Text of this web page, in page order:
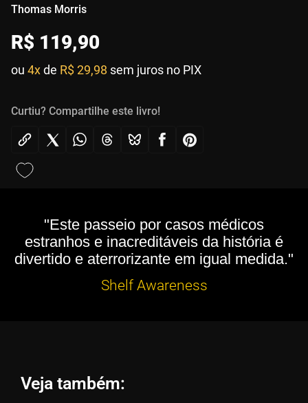
Thomas Morris
R$ 119,90
ou 4xde R$ 29,98 sem juros no PIX
Curtiu? Compartilhe este livro!
"Este passeio por casos médicos
estranhos e inacreditáveis da história é
divertido e aterrorizante em igual medida."
Shelf Awareness
Veja também: